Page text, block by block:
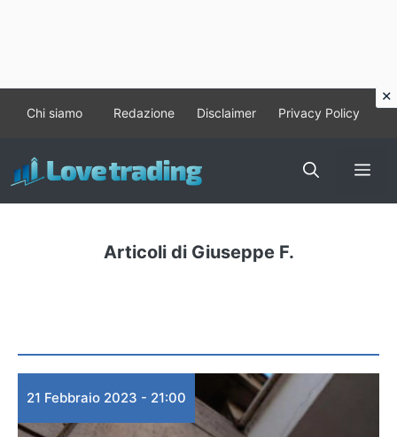
contenuto
Chi siamo Redazione Disclaimer Privacy Policy
Articoli di Giuseppe F.
21 Febbraio 2023 - 21:00